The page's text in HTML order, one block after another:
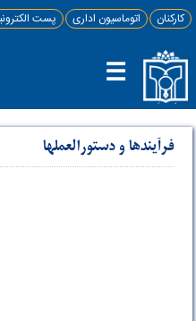
کارکنان اتوماسیون اداری پست
☰
فرآیندها و دستورالعملها